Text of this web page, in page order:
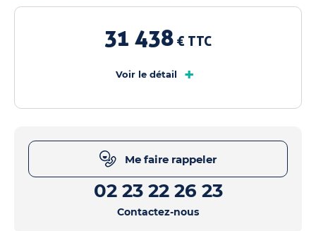
31 438 € TTC
Voir le détail +
Me faire rappeler
02 23 22 26 23
Contactez-nous